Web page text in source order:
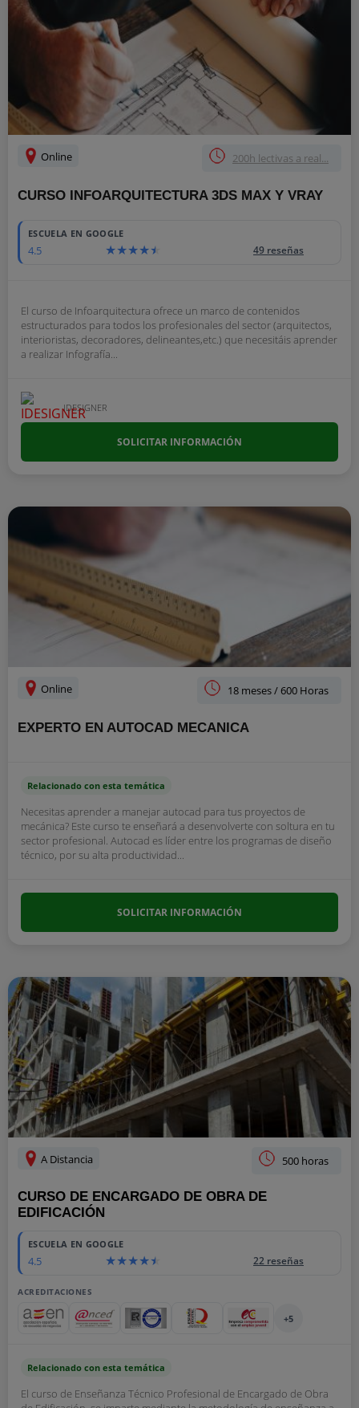
Online 200h lectivas a real...
CURSO INFOARQUITECTURA 3DS MAX Y VRAY
ESCUELA EN GOOGLE
4.5 49 reseñas
El curso de Infoarquitectura ofrece un marco de contenidos
estructurados para todos los profesionales del sector (arquitectos,
interioristas, decoradores, delineantes,etc.) que necesitáis aprender
a realizar Infografía...
IDESIGNER
SOLICITAR INFORMACIÓN
Online 18 meses / 600 Horas
EXPERTO EN AUTOCAD MECANICA
Relacionado con esta temática
Necesitas aprender a manejar autocad para tus proyectos de
mecánica? Este curso te enseñará a desenvolverte con soltura en tu
sector profesional. Autocad es líder entre los programas de diseño
técnico, por su alta productividad...
SOLICITAR INFORMACIÓN
A Distancia 500 horas
CURSO DE ENCARGADO DE OBRA DE
EDIFICACIÓN
ESCUELA EN GOOGLE
4.5 22 reseñas
ACREDITACIONES
+5
Relacionado con esta temática
El curso de Enseñanza Técnico Profesional de Encargado de Obra